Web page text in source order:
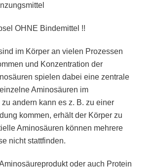
OHNE Bindemittel !!
im Körper an vielen Prozessen
und Konzentration der
spielen dabei eine zentrale
Aminosäuren im
andern kann es z. B. zu einer
kommen, erhält der Körper zu
Aminosäuren können mehrere
nicht stattfinden.
oder auch Protein